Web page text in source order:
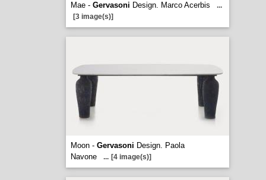
Mae - Gervasoni Design. Marco Acerbis
...
[3 image(s)]
Moon - Gervasoni Design. Paola
Navone
... [4 image(s)]